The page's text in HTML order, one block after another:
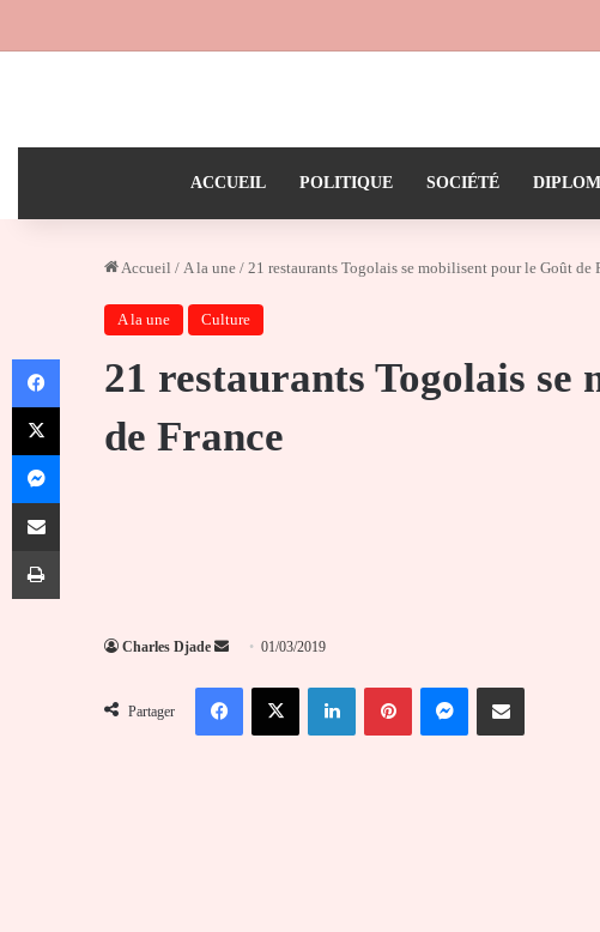
ACCUEIL POLITIQUE SOCIÉTÉ
Accueil / A la une / 21 restaurants Togolais se mobilisent pour le Goût de
A la une Culture
21 restaurants Togolais
de France
Charles Djade
Envoyer
courriel
01/03/2019
Partager
FacebookX LinkedinPinterestMessengerPartager par email
Facebook
X
Messenger
Partager par email